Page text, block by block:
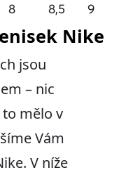
8 8,5 9
Nike
jsou
– nic
to mělo v
Vám
V níže